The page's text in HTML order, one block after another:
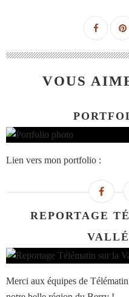
VOUS
Lien vers mon portfolio :
REPORTAGE
Merci aux équipes de